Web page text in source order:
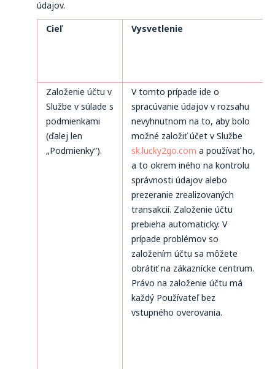
údajov.
Cieľ
Vysvetlenie
Založenie účtu v
Službe v súlade s
podmienkami
(ďalej len
„Podmienky“).
V tomto prípade ide o
spracúvanie údajov v rozsahu
nevyhnutnom na to, aby bolo
možné založiť účet v Službe
sk.lucky2go.com a používať ho,
a to okrem iného na kontrolu
správnosti údajov alebo
prezeranie zrealizovaných
transakcií. Založenie účtu
prebieha automaticky. V
prípade problémov so
založením účtu sa môžete
obrátiť na zákaznícke centrum.
Právo na založenie účtu má
každý Používateľ bez
vstupného overovania.